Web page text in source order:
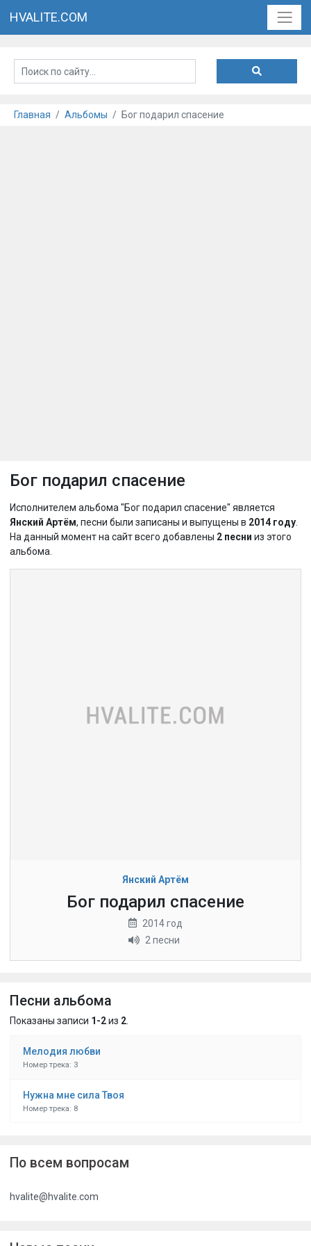
HVALITE.COM
Главная Альбомы Бог подарил спасение
Бог подарил спасение
Исполнителем альбома "Бог подарил спасение" является
Янский Артём, песни были записаны и выпущены в 2014 году
На данный момент на сайт всего добавлены 2 песни из этого
альбома.
Янский Артём
Бог подарил спасение
2014 год
2 песни
Песни альбома
Показаны записи 1-2из 2
Мелодия любви
Номер трека: 3
Нужна мне сила Твоя
Номер трека: 8
По всем вопросам
hvalite@hvalite.com